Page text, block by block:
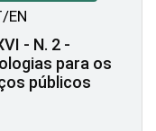
EN
- N. 2 -
para os
públicos